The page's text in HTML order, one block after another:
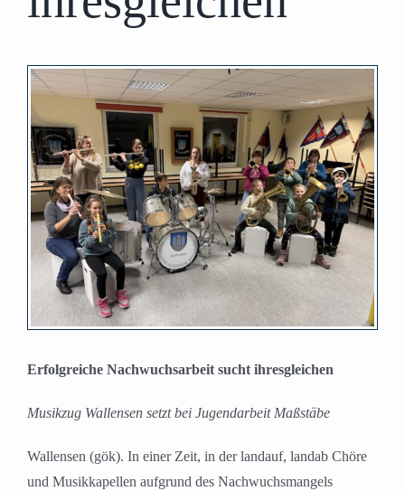
Zeige
Bild
Erfolgreiche Nachwuchsarbeit sucht ihresgleichen
Musikzug Wallensen setzt bei Jugendarbeit Maßstäbe
Wallensen (gök). In einer Zeit, in der landauf, landab Chöre
und Musikkapellen aufgrund des Nachwuchsmangels